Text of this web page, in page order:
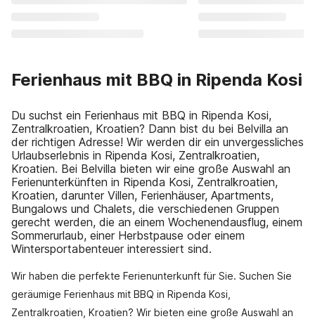
Ferienhaus mit BBQ in Ripenda Kosi
Du suchst ein Ferienhaus mit BBQ in Ripenda Kosi,
Zentralkroatien, Kroatien? Dann bist du bei Belvilla an
der richtigen Adresse! Wir werden dir ein unvergessliches
Urlaubserlebnis in Ripenda Kosi, Zentralkroatien,
Kroatien. Bei Belvilla bieten wir eine große Auswahl an
Ferienunterkünften in Ripenda Kosi, Zentralkroatien,
Kroatien, darunter Villen, Ferienhäuser, Apartments,
Bungalows und Chalets, die verschiedenen Gruppen
gerecht werden, die an einem Wochenendausflug, einem
Sommerurlaub, einer Herbstpause oder einem
Wintersportabenteuer interessiert sind.
Wir haben die perfekte Ferienunterkunft für Sie. Suchen Sie
geräumige Ferienhaus mit BBQ in Ripenda Kosi,
Zentralkroatien, Kroatien? Wir bieten eine große Auswahl an